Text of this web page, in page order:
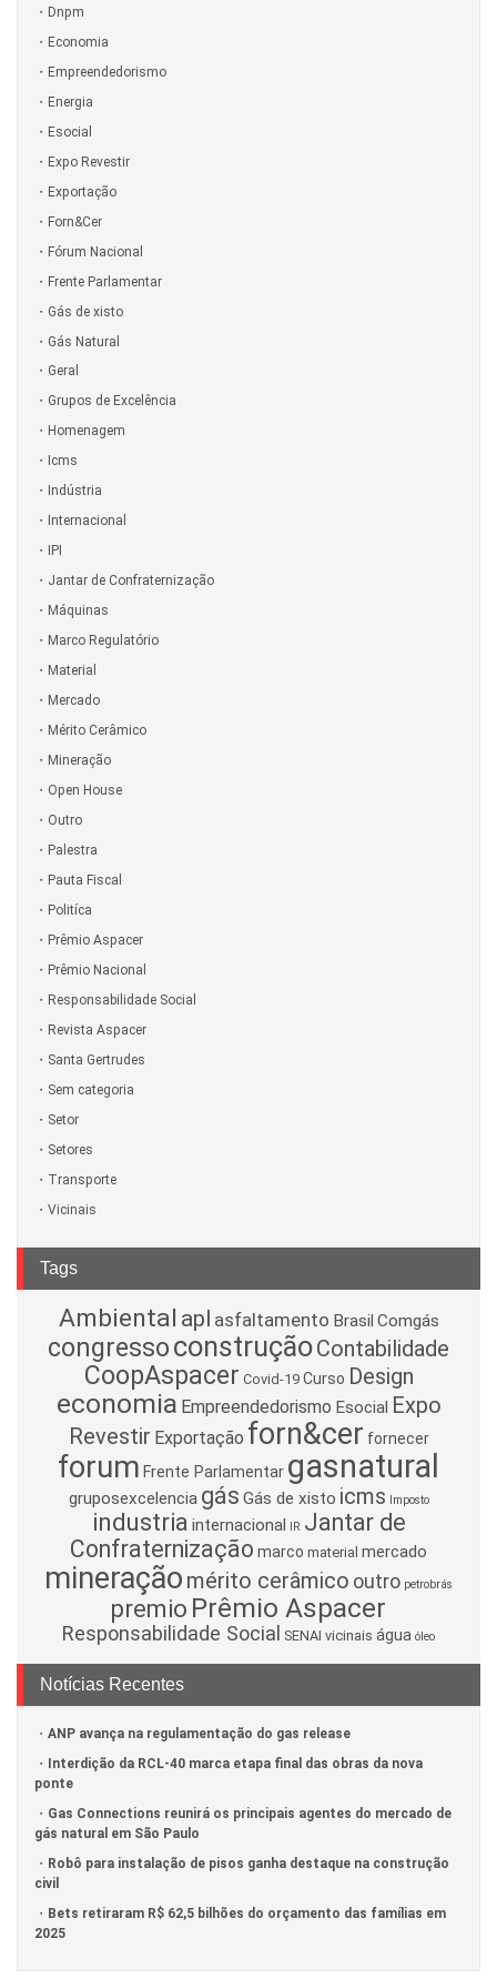
Dnpm
Economia
Empreendedorismo
Energia
Esocial
Expo Revestir
Exportação
Forn&Cer
Fórum Nacional
Frente Parlamentar
Gás de xisto
Gás Natural
Geral
Grupos de Excelência
Homenagem
Icms
Indústria
Internacional
IPI
Jantar de Confraternização
Máquinas
Marco Regulatório
Material
Mercado
Mérito Cerâmico
Mineração
Open House
Outro
Palestra
Pauta Fiscal
Politíca
Prêmio Aspacer
Prêmio Nacional
Responsabilidade Social
Revista Aspacer
Santa Gertrudes
Sem categoria
Setor
Setores
Transporte
Vicinais
Tags
Ambiental apl asfaltamento Brasil Comgás
congressoconstruçãoContabilidade
CoopAspacer Covid-19 Curso Design
economia Empreendedorismo Esocial Expo
Revestir Exportação forn&cer fornecer
forum Frente Parlamentar gasnatural
gruposexcelencia gás Gás de xisto icms Imposto
industria internacional IR Jantar de
Confraternização marco material mercado
mineração mérito cerâmico outro petrobrás
premio Prêmio Aspacer
Responsabilidade Social SENAI vicinais água óleo
Notícias Recentes
ANP avança na regulamentação do gas release
Interdição da RCL-40 marca etapa final das obras da nova
ponte
Gas Connections reunirá os principais agentes do mercado de
gás natural em São Paulo
Robô para instalação de pisos ganha destaque na construção
civil
Bets retiraram R$ 62,5 bilhões do orçamento das famílias em
2025